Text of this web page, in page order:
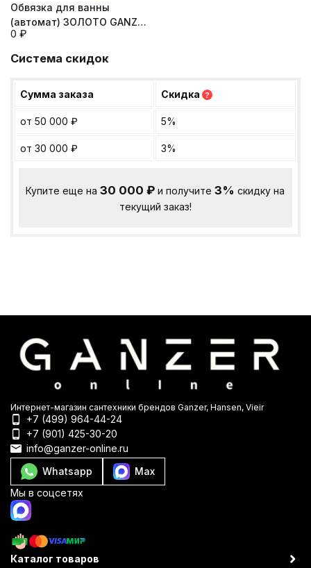
Обвязка для ванны
(автомат) ЗОЛОТО GANZER
(10/1шт)
0 ₽
Система скидок
Сумма заказа Скидка ?
от 50 000 ₽ 5%
от 30 000 ₽ 3%
Купите еще на30 000₽ и получите3% скидку на
текущий заказ!
Интернет-магазин сантехники брендов Ganzer, Hansen, Vieir
+7 (499) 964-44-24
+7 (901) 425-30-20
info@ganzer-online.ru
Whatsapp
Max
Мы в соцсетях
Каталог товаров